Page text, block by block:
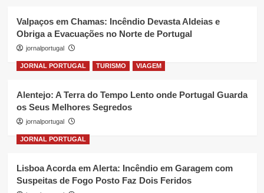
Valpaços em Chamas: Incêndio Devasta Aldeias e
Obriga a Evacuações no Norte de Portugal
jornalportugal
JORNAL PORTUGAL TURISMO VIAGEM
Alentejo: A Terra do Tempo Lento onde Portugal Guarda
os Seus Melhores Segredos
jornalportugal
JORNAL PORTUGAL
Lisboa Acorda em Alerta: Incêndio em Garagem com
Suspeitas de Fogo Posto Faz Dois Feridos